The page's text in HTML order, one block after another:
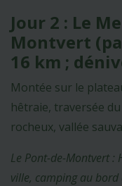
Jour 2 : Le
Montvert
16 km ;
Montée sur le
hêtraie, traversée
rocheux, vallée
Le Pont-de-Montvert :
ville, camping au bord